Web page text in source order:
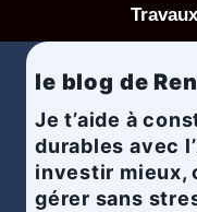
le blog de
Je t’aide à
durables avec
investir mieux,
gérer sans